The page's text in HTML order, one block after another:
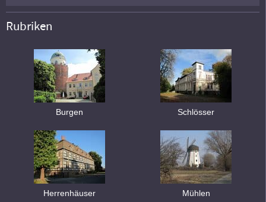
Rubriken
Burgen Schlösser
Herrenhäuser Mühlen